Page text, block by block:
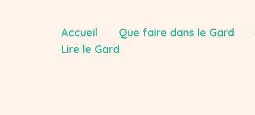
Accueil Que faire dans le Gard
Lire le Gard